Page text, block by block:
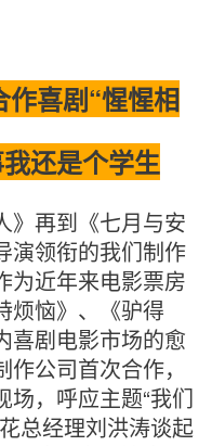
喜剧“惺惺相
还是个学生
》再到《七月与安
演领衔的我们制作
为近年来电影票房
烦恼》、《驴得
喜剧电影市场的愈
公司首次合作，
场，呼应主题“我们
总经理刘洪涛谈起